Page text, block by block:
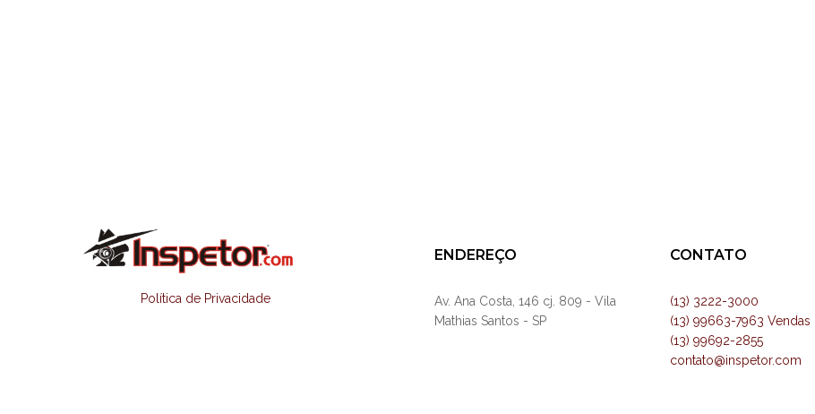
Política de Privacidade
ENDEREÇO
Av. Ana Costa, 146 cj. 809 - Vila
Mathias Santos - SP
CONTATO
(13) 3222-3000
(13) 99663-7963 Vendas
(13) 99692-2855
contato@inspetor.com